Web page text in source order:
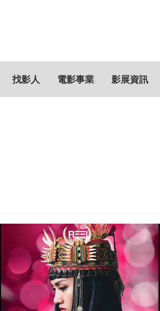
找影人 電影事業 影展資訊